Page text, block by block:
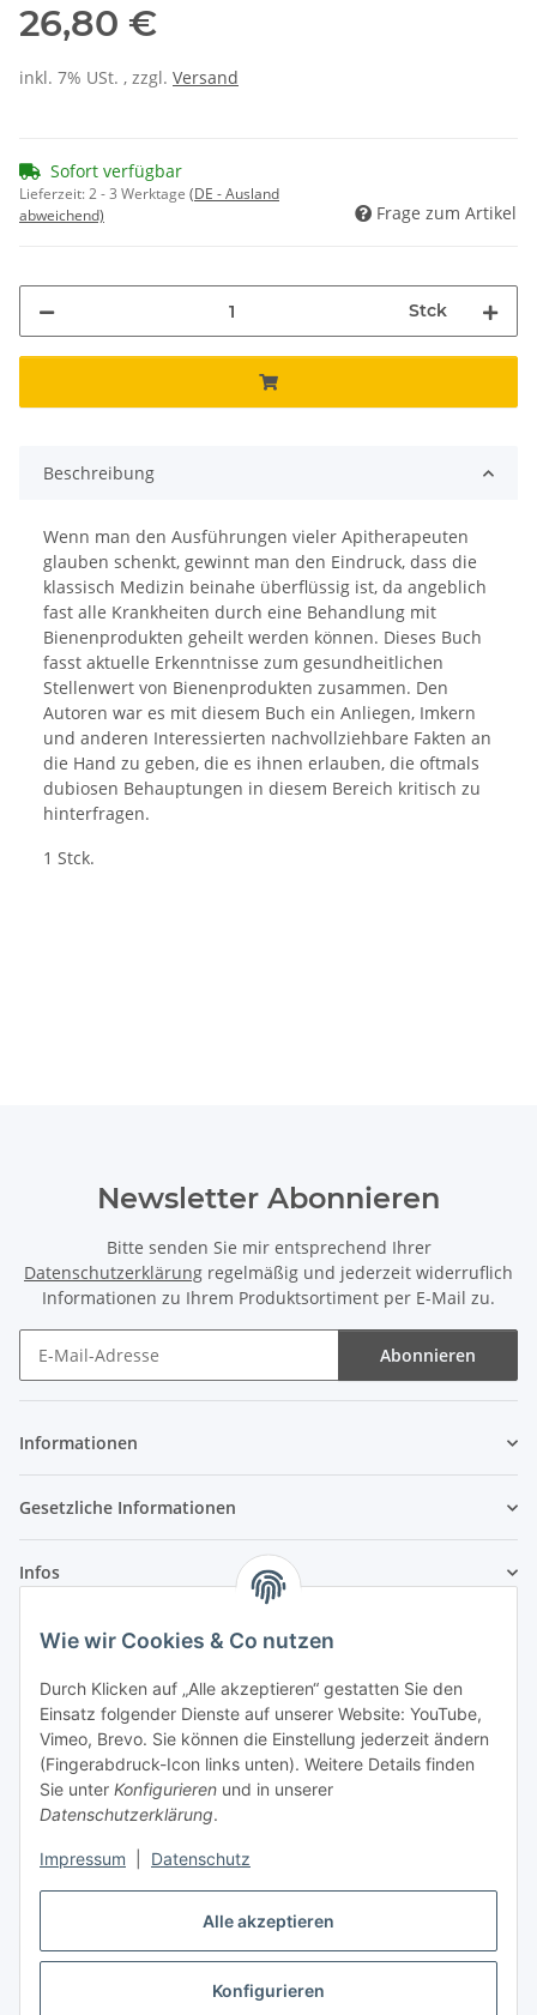
Alle akzeptieren
Konfigurieren
Wie wir Cookies & Co nutzen
Durch Klicken auf „Alle akzeptieren“ gestatten Sie den
Einsatz folgender Dienste auf unserer Website: YouTube,
Vimeo, Brevo. Sie können die Einstellung jederzeit ändern
(Fingerabdruck-Icon links unten). Weitere Details finden
Sie unter Konfigurieren und in unserer
Datenschutzerklärung.
Impressum Datenschutz
26,80 €
inkl. 7% USt. , zzgl. Versand
Sofort verfügbar
Lieferzeit:2 - 3 Werktage (DE - Ausland
abweichend)
Frage zum Artikel
Stck
Beschreibung
Wenn man den Ausführungen vieler Apitherapeuten
glauben schenkt, gewinnt man den Eindruck, dass die
klassisch Medizin beinahe überflüssig ist, da angeblich
fast alle Krankheiten durch eine Behandlung mit
Bienenprodukten geheilt werden können. Dieses Buch
fasst aktuelle Erkenntnisse zum gesundheitlichen
Stellenwert von Bienenprodukten zusammen. Den
Autoren war es mit diesem Buch ein Anliegen, Imkern
und anderen Interessierten nachvollziehbare Fakten an
die Hand zu geben, die es ihnen erlauben, die oftmals
dubiosen Behauptungen in diesem Bereich kritisch zu
hinterfragen.
1 Stck.
Newsletter Abonnieren
Bitte senden Sie mir entsprechend Ihrer
Datenschutzerklärung regelmäßig und jederzeit widerruflich
Informationen zu Ihrem Produktsortiment per E-Mail zu.
Abonnieren
Informationen
Gesetzliche Informationen
Infos
Laden - Öffnungszeiten:
Montag 09:00Uhr bis
16:00 Uhr
Dienstag
09:00 Uhr bis
17:00 Uhr
Mittwoch
09:00 Uhr bis 16:00 Uhr
Donnerstag
09:00 Uhr bis
17:00 Uhr
Freitag
09:00 Uhr
Samstag
09:00 Uhr
Vertrag widerrufen